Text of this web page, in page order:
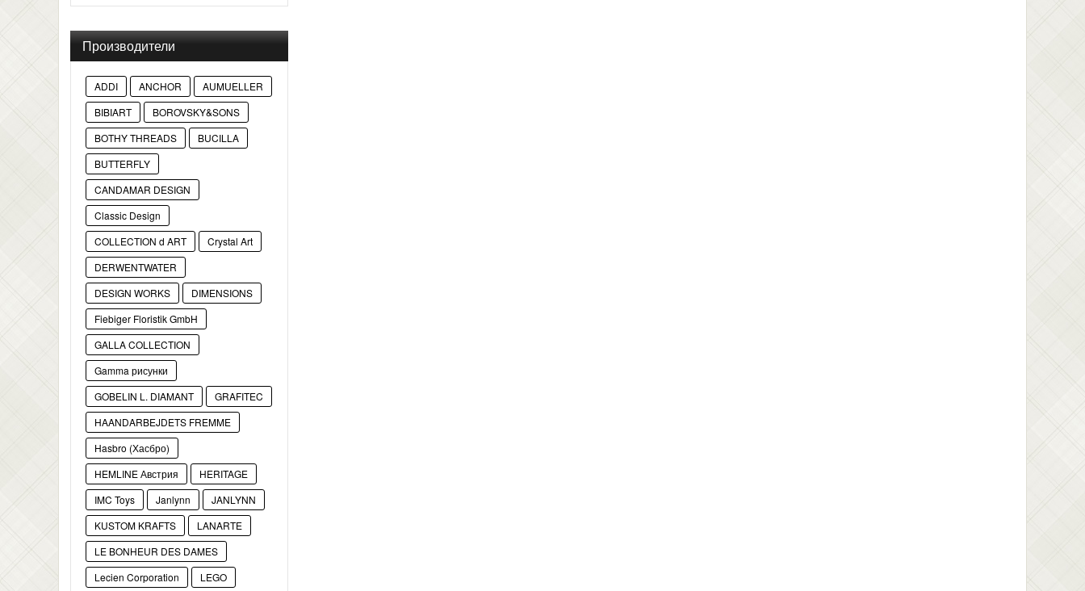
Производители
ADDI ANCHOR
AUMUELLER
BIBIART
BOROVSKY&SONS
BOTHY THREADS
BUCILLA
BUTTERFLY
CANDAMAR DESIGN
Classic Design
COLLECTION d ART
Crystal Art
DERWENTWATER
DESIGN WORKS
DIMENSIONS
Fiebiger Floristik GmbH
GALLA COLLECTION
Gamma рисунки
GOBELIN L. DIAMANT
GRAFITEC
HAANDARBEJDETS FREMME
Hasbro (Хасбро)
HEMLINE Австрия
HERITAGE
IMC Toys
Janlynn
JANLYNN
KUSTOM KRAFTS
LANARTE
LE BONHEUR DES DAMES
Lecien Corporation
LEGO